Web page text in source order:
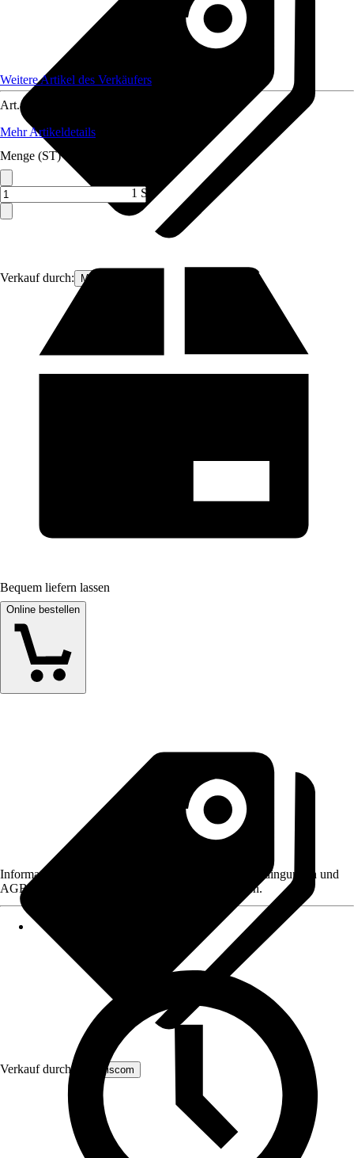
Verkauf durch: MS Viscom
Weitere Artikel des Verkäufers
Art.-Nr.
Mehr Artikeldetails
Menge (ST)
1 ST
Bequem liefern lassen
Online bestellen
Verkauf durch: MS Viscom
Informationen des Verkäufers, wie z. B. Rückgabebedingungen und
AGB, finden Sie bei Klick auf den Verkäufernamen.